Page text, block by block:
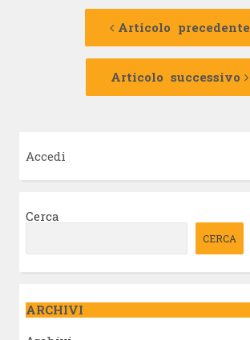
Navigazione
Articolo precedente
Articolo successivo
Accedi
Cerca
CERCA
ARCHIVI